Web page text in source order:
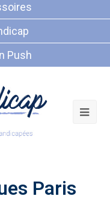
Push
Paris